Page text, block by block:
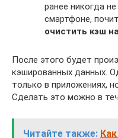
ранее никогда
смартфоне,
очистить кэш
После этого будет
кэшированных данных.
только в приложениях,
Сделать это можно в
Читайте также: